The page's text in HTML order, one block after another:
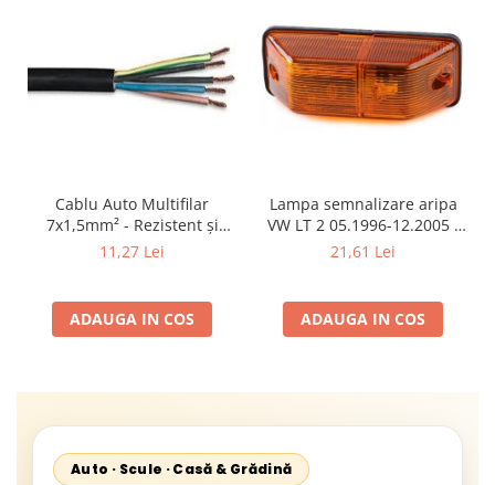
Cablu Auto Multifilar
7x1,5mm² - Rezistent și
Flexibil pentru Remorci 12V-
11,27 Lei
ADAUGA IN COS
Lampa semnalizare aripa
VW LT 2 05.1996-12.2005 ;
Mercedes Sprinter 1995-
Neoplan Euroliner,
Starliner,Centroliner,
21,61 Lei
ADAUGA IN COS
Auto · Scule · Casă & Grădină